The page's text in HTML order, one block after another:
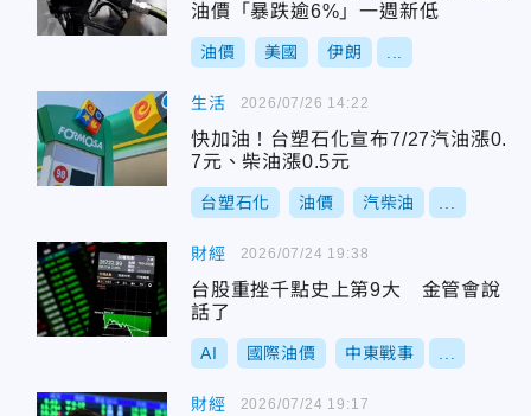
油價「暴跌逾6%」一週新低
油價 美國 伊朗
生活
快加油！台塑石化宣布7/27汽油漲0.
7元、柴油漲0.5元
台塑石化 油價 汽柴油
2026/07/26 14:22
財經
台股重挫千點史上第9大 金管會說
話了
AI 國際油價 中東戰事
2026/07/24 19:38
財經 2026/07/24 19:17